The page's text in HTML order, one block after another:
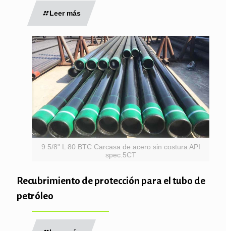
Leer más
9 5/8" L 80 BTC Carcasa de acero sin costura API
spec.5CT
Recubrimiento de protección para el tubo de
petróleo